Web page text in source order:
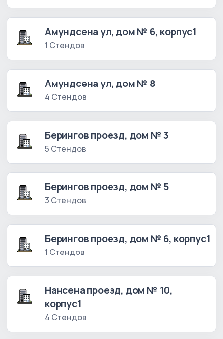
Амундсена ул, дом № 6, корпус1
1 Стендов
Амундсена ул, дом № 8
4 Стендов
Берингов проезд, дом № 3
5 Стендов
Берингов проезд, дом № 5
3 Стендов
Берингов проезд, дом № 6, корпус1
1 Стендов
Нансена проезд, дом № 10,
корпус1
4 Стендов